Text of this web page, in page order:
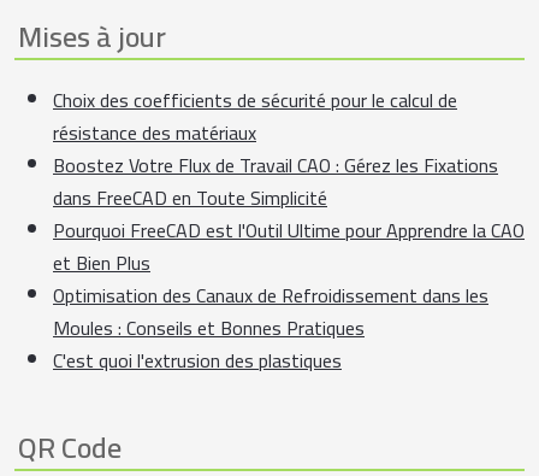
Mises à jour
Choix des coefficients de sécurité pour le calcul de
résistance des matériaux
Boostez Votre Flux de Travail CAO : Gérez les Fixations
dans FreeCAD en Toute Simplicité
Pourquoi FreeCAD est l'Outil Ultime pour Apprendre la CAO
et Bien Plus
Optimisation des Canaux de Refroidissement dans les
Moules : Conseils et Bonnes Pratiques
C'est quoi l'extrusion des plastiques
QR Code